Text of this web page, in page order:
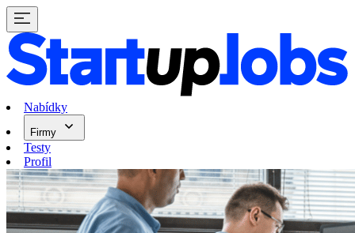
Nabídky
Firmy
Testy
Profil